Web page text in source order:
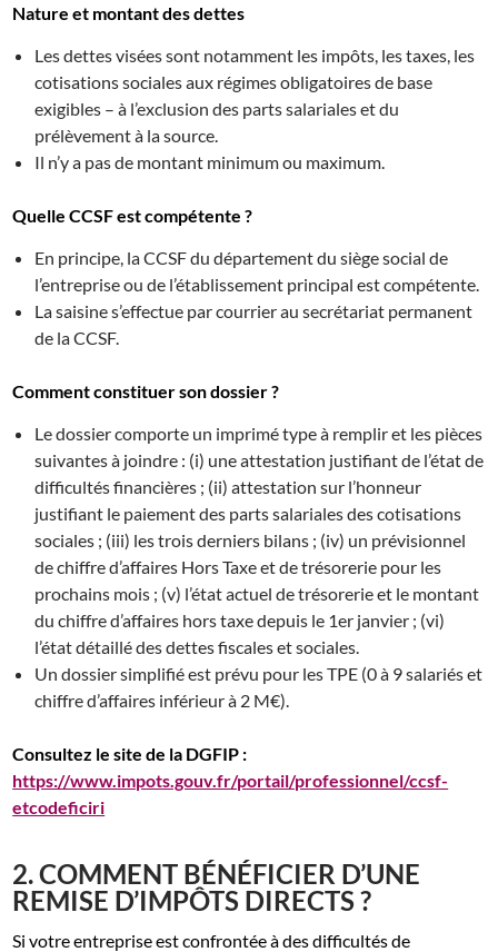
Nature et montant des dettes
Les dettes visées sont notamment les impôts, les taxes, les
cotisations sociales aux régimes obligatoires de base
exigibles – à l’exclusion des parts salariales et du
prélèvement à la source.
Il n’y a pas de montant minimum ou maximum.
Quelle CCSF est compétente ?
En principe, la CCSF du département du siège social de
l’entreprise ou de l’établissement principal est compétente.
La saisine s’effectue par courrier au secrétariat permanent
de la CCSF.
Comment constituer son dossier ?
Le dossier comporte un imprimé type à remplir et les pièces
suivantes à joindre : (i) une attestation justifiant de l’état de
difficultés financières ; (ii) attestation sur l’honneur
justifiant le paiement des parts salariales des cotisations
sociales ; (iii) les trois derniers bilans ; (iv) un prévisionnel
de chiffre d’affaires Hors Taxe et de trésorerie pour les
prochains mois ; (v) l’état actuel de trésorerie et le montant
du chiffre d’affaires hors taxe depuis le 1er janvier ; (vi)
l’état détaillé des dettes fiscales et sociales.
Un dossier simplifié est prévu pour les TPE (0 à 9 salariés et
chiffre d’affaires inférieur à 2 M€).
Consultez le site de la DGFIP :
https://www.impots.gouv.fr/portail/professionnel/ccsf-
etcodeficiri
2. COMMENT BÉNÉFICIER D’UNE
REMISE D’IMPÔTS DIRECTS ?
Si votre entreprise est confrontée à des difficultés de